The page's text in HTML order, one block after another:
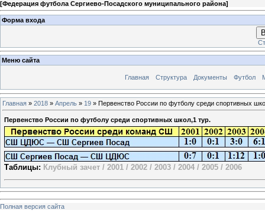
[Федерация футбола Сергиево-Посадского муниципального района]
Форма входа
Меню сайта
Главная Структура Документы Футбол
Главная » 2018 » Апрель » 19 » Первенство России по футболу среди спортивных
Первенство России по футболу среди спортивных школ,1 тур.
Таблицы: Клубный зачет / 2001 / 2002 / 2003 / 2004 / 2005 / 2006
Полная версия сайта